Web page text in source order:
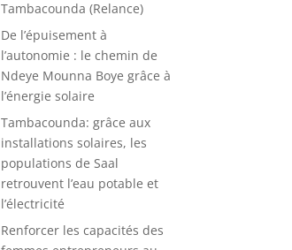
Tambacounda (Relance)
De l’épuisement à
l’autonomie : le chemin de
Ndeye Mounna Boye grâce à
l’énergie solaire
Tambacounda: grâce aux
installations solaires, les
populations de Saal
retrouvent l’eau potable et
l’électricité
Renforcer les capacités des